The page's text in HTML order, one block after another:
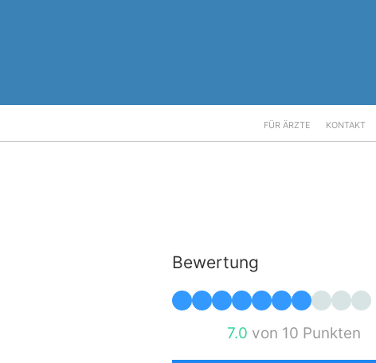
FÜR ÄRZTE KONTAKT
Bewertung
7.0 von 10 Punkten